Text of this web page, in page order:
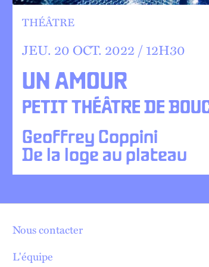
UN AMOUR
PETIT THÉÂTRE DE
Geoffrey Coppini
De la loge au plateau
THÉÂTRE
JEU. 20 OCT. 2022 /12H30
Nous contacter
L'équipe